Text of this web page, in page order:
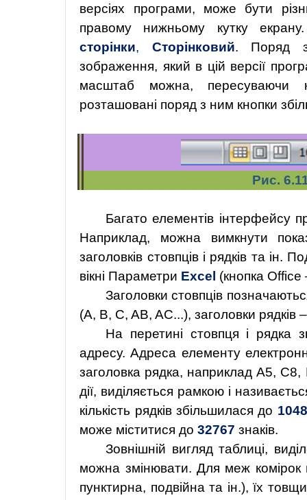
версіях програми, може бути
правому нижньому кутку
сторінки, Сторінковий. Поряд з
зображення, який в цій версії
масштаб можна, пересуваючи
розташовані поряд з ним кнопки
Рис.
Багато елементів інтерфейсу
Наприклад, можна вимкнути
заголовків стовпців і рядків та ін.
вікні Параметри Excel (кнопка
Заголовки стовпців
(A, B, C, AB, AC...), заголовки
На перетині стовпця і рядка
адресу. Адреса елементу
заголовка рядка, наприклад А5, С8,
дії, виділяється рамкою і
кількість рядків збільшилася до
може міститися до 32767 знаків.
Зовнішній вигляд таблиці,
можна змінювати. Для меж комірок
пунктирна, подвійна та ін.), їх